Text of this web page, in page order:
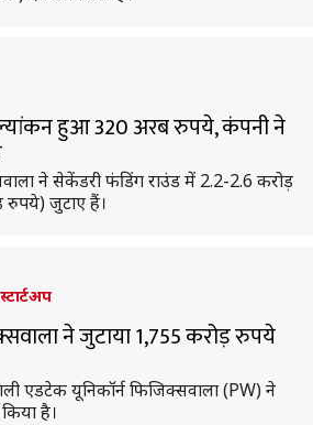
हुआ 320 अरब रुपये, कंपनी ने
ने सेकेंडरी फंडिंग राउंड में 2.2-2.6 करोड़
जुटाए हैं।
ने जुटाया 1,755 करोड़ रुपये
एडटेक यूनिकॉर्न फिजिक्सवाला (PW) ने
है।